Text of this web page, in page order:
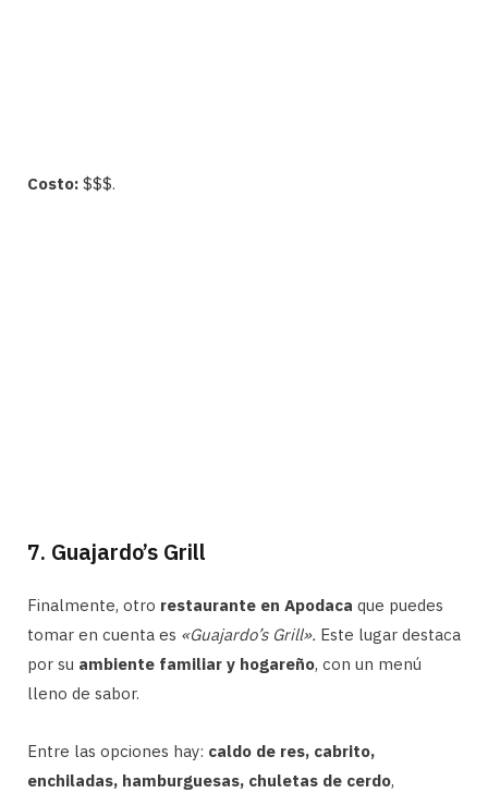
Costo: $$$.
7. Guajardo’s Grill
Finalmente, otro restaurante en Apodaca que puedes
tomar en cuenta es «Guajardo’s Grill». Este lugar destaca
por su ambiente familiar y hogareño, con un menú
lleno de sabor.
Entre las opciones hay: caldo de res, cabrito,
enchiladas, hamburguesas, chuletas de cerdo,